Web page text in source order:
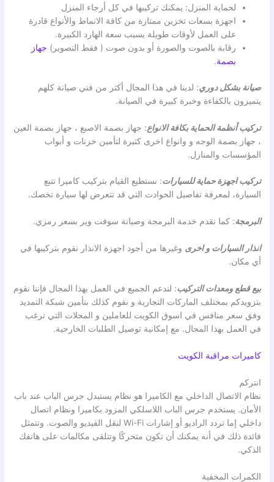
لحماية المنزل: يمكنك تركيبها في كل أرجاء المنزل
اجهزة بسعات تخزين ممتازة من كافة الانماط والأنواع قادرة
على العمل لأوقات طويلة بسبب سعة الهارد الكبيرة.
رقابة بالصوت والصورة أو بدون صوت ( فقط التصوير) جهاز
بصمة.
صيانة بشكل دوري: لدينا في هذا المجال أكثر من فني صيانة كلهم
يتميزون بالكفاءة وخبرة كبيرة في الصيانة.
تركيب أنظمة الحماية بكافة الانواع: جهاز بصمة الاصبع ، جهاز بصمة العين
، جهاز بصمة الوجه و وانواع اخرى كثيرة لتأمين خزنات و أبواب
المؤسسات والمنازل.
تركيب اجهزة حماية للسيارات: نستطيع القيام بتركيب كاميرا تتبع
السيارة، لمعرفة تفاصيل الحوادث التي قد تتعرض لها سيارة تخصك.
البرمجة: كما نقدم خدمة البرمجة وصيانة سوفت وير بسعر رمزي.
انذار السيارات و اخرى وغيرها من أجود اجهزة الانذار نقوم بتركيبها في
أي مكان.
بيع قطع ومعدات التركيب: لندعم الجميع في العمل بهذا المجال فإننا نقوم
بتزويدكم بمختلف الماركات التجارية و نقوم كذلك بتأمين شبكة التمديد
وفق سعر منافس في اسوق الكويت للعاملين و المحلات التي ترغب
في العمل بهذا المجال. مع إمكانية توصيل الطلبات الخارجية.
كاميرات مراقبة الكويت
انتركم
نظام الاتصال الداخلي مع الكاميرا هو نظام يستبدل جرس الباب عند باب
الأمان. يستخدم جرس الباب اللاسلكي المزود بكاميرا ونظام اتصال
داخلي إما تردد الراديو أو إشارات Wi-Fi لنقل الفيديو والصوت. وتتمثل
فائدة ذلك في أنه يمكنك أن تكون متحركًا وتتلقى مكالمات على هاتفك
الذكي.
الكمرات المخفية